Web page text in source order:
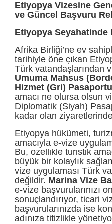
Etiyopya Vizesine
ve Güncel Başvuru
Etiyopya Seyahatinde
Afrika Birliği’ne ev
tarihiyle öne çıkan
Türk vatandaşlarından
Umuma Mahsus
Hizmet (Gri) Pasaportu
amacı ne olursa olsun
Diplomatik (Siyah)
kadar olan
Etiyopya hükümeti,
amacıyla e-vize
Bu, özellikle turistik
büyük bir kolaylık
vize uygulaması Türk
değildir. Marina Vize
e-vize başvurularınızı
sonuçlandırıyor, ticari
başvurularınızda ise
adınıza titizlikle